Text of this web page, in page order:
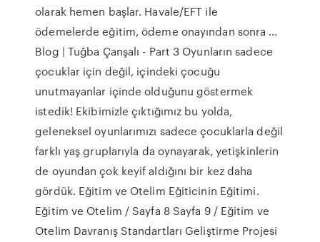
olarak hemen başlar. Havale/EFT ile
ödemelerde eğitim, ödeme onayından sonra …
Blog | Tuğba Çanşalı - Part 3 Oyunların sadece
çocuklar için değil, içindeki çocuğu
unutmayanlar içinde olduğunu göstermek
istedik! Ekibimizle çıktığımız bu yolda,
geleneksel oyunlarımızı sadece çocuklarla değil
farklı yaş gruplarıyla da oynayarak, yetişkinlerin
de oyundan çok keyif aldığını bir kez daha
gördük. Eğitim ve Otelim Eğiticinin Eğitimi.
Eğitim ve Otelim / Sayfa 8 Sayfa 9 / Eğitim ve
Otelim Davranış Standartları Geliştirme Projesi